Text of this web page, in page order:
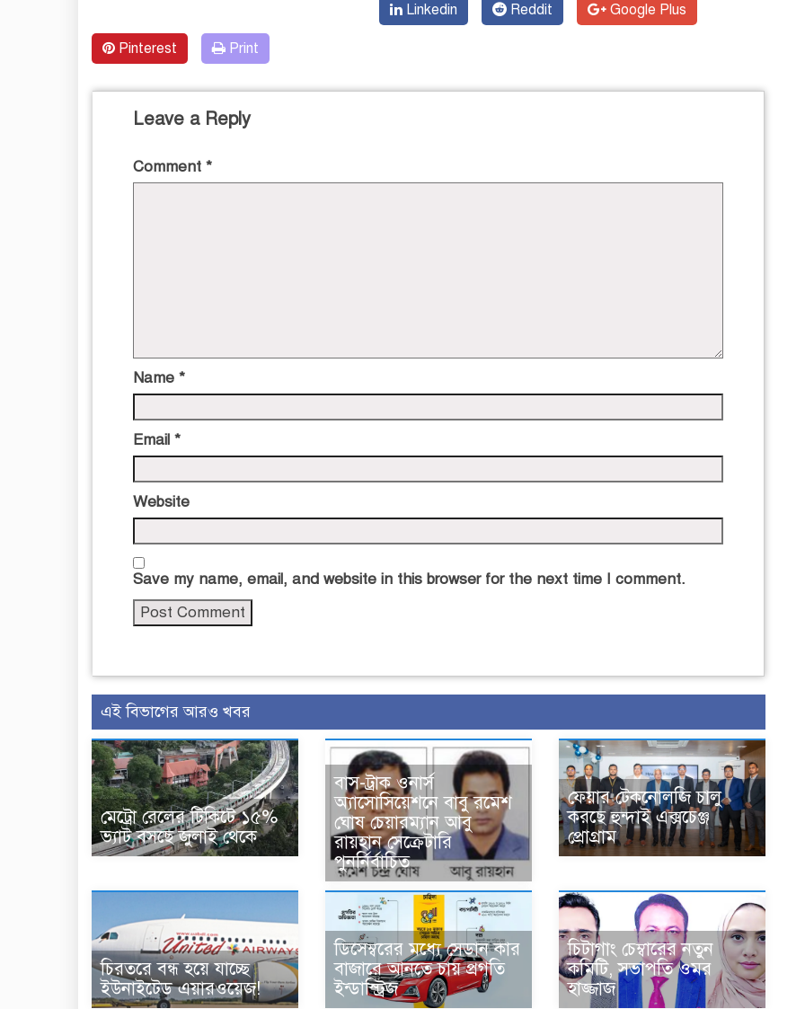
Linkedin Reddit Google Plus
Pinterest Print
Leave a Reply
Comment *
Name *
Email *
Website
Save my name, email, and website in this browser for the next time I comment.
এই বিভাগের আরও খবর
মেট্রো রেলের টিকিটে ১৫%
ভ্যাট বসছে জুলাই থেকে
বাস-ট্রাক ওনার্স
অ্যাসোসিয়েশনে বাবু রমেশ
ঘোষ চেয়ারম্যান আবু
রায়হান সেক্রেটারি
পুনর্নির্বাচিত
ফেয়ার টেকনোলজি চালু
করছে হুন্দাই এক্সচেঞ্জ
প্রোগ্রাম
চিরতরে বন্ধ হয়ে যাচ্ছে
ইউনাইটেড এয়ারওয়েজ!
ডিসেম্বরের মধ্যে সেডান কার
বাজারে আনতে চায় প্রগতি
ইন্ডাস্ট্রিজ
চিটাগাং চেম্বারের নতুন
কমিটি, সভাপতি ওমর
হাজ্জাজ